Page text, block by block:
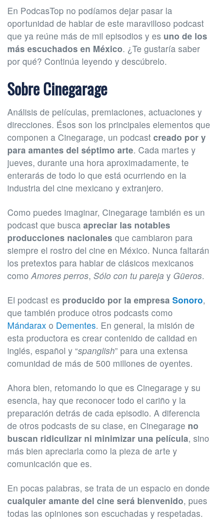
En PodcasTop no podíamos dejar pasar la
oportunidad de hablar de este maravilloso podcast
que ya reúne más de mil episodios y es uno de los
más escuchados en México. ¿Te gustaría saber
por qué? Continúa leyendo y descúbrelo.
Sobre Cinegarage
Análisis de películas, premiaciones, actuaciones y
direcciones. Ésos son los principales elementos que
componen a Cinegarage, un podcast creado por y
para amantes del séptimo arte. Cada martes y
jueves, durante una hora aproximadamente, te
enterarás de todo lo que está ocurriendo en la
industria del cine mexicano y extranjero.
Como puedes imaginar, Cinegarage también es un
podcast que busca apreciar las notables
producciones nacionales que cambiaron para
siempre el rostro del cine en México. Nunca faltarán
los pretextos para hablar de clásicos mexicanos
como Amores perros, Sólo con tu pareja y Güeros.
El podcast es producido por la empresa Sonoro,
que también produce otros podcasts como
Mándarax o Dementes. En general, la misión de
esta productora es crear contenido de calidad en
inglés, español y “spanglish” para una extensa
comunidad de más de 500 millones de oyentes.
Ahora bien, retomando lo que es Cinegarage y su
esencia, hay que reconocer todo el cariño y la
preparación detrás de cada episodio. A diferencia
de otros podcasts de su clase, en Cinegarage no
buscan ridiculizar ni minimizar una película, sino
más bien apreciarla como la pieza de arte y
comunicación que es.
En pocas palabras, se trata de un espacio en donde
cualquier amante del cine será bienvenido, pues
todas las opiniones son escuchadas y respetadas.